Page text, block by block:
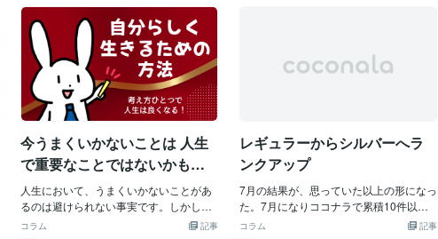
ますよね。 受け答え次第なの？ 受け答え
次第で 人数を抑えても 額を達成する事が
🎊🎉🎉＼パフパフパフパフ！！！／🎉🎉
👏👏👏👏👏👏👏👏👏👏👏👏👏👏👏👏👏👏
👏👏ということで、今回は「実績10にな
るまでにやったこと5選」というテーマで
お伝えしたいと思っております！！最初
は悩んだ時期もありましたが、今はコン
スタントにご注文いただいており本当に
嬉しい限りです。ここまでを皆様と一緒
に振り返っていきたいと思います。シル
バーになるまでの道のりココナラを開始
して実績が10を超えると、ランクがレギ
ュラーからブロンド・シルバー・プラチ
ナに変わります！（ブロンド・シルバ
ー・プラチナはそれぞれ期間や金額など
れ、表現力も豊かです。 ・その反面、論
理的な説明が苦手で、少しKYなところが
格等をもっと知りたいという方は、是
非、以下のサービを利用してみてくださ
い。 よろしくおねがいします。
今うまくいかないことは 人生
で重要なことではないかもし
れない！【アラフィフ心理カ
ウンセラー「うさぴょん」の
ココナラ電話相談】
人生において、うまくいかないことがあ
るのは避けられない事実です。しかし、
その逆境こそが、私たちにとっての貴重
記事
コラム
レギュラーからシルバーへラ
ンクアップ
7月の結果が、思っていた以上の形になっ
た。7月になりココナラで累積10件以上
のサービスが購入されたから、「次はブ
記事
コラム